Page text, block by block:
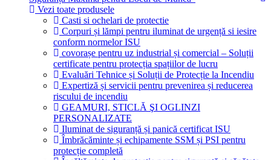
Vezi toate produsele
Casti si ochelari de protectie
Corpuri și lămpi pentru iluminat de urgență si iesire
conform normelor ISU
covorașe pentru uz industrial și comercial – Soluții
certificate pentru protecția spațiilor de lucru
Evaluări Tehnice și Soluții de Protecție la Incendiu
Expertiză și servicii pentru prevenirea și reducerea
riscului de incendiu
GEAMURI, STICLĂ ŞI OGLINZI
PERSONALIZATE
Iluminat de siguranță și panică certificat ISU
Îmbrăcăminte și echipamente SSM și PSI pentru
protecție completă